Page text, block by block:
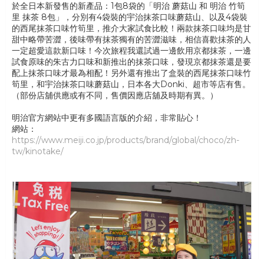
於全日本新發售的新產品：1包8袋的「明治 蘑菇山 和 明治 竹筍
里 抹茶 8包」，分別有4袋裝的宇治抹茶口味蘑菇山、以及4袋裝
的西尾抹茶口味竹筍里，推介大家試食比較！兩款抹茶口味均是甘
甜中略帶苦澀，後味帶有抹茶獨有的苦澀滋味，相信喜歡抺茶的人
一定超愛這款新口味！今次旅程我還試過一邊飲用京都抹茶，一邊
試食原味的朱古力口味和新推出的抹茶口味，發現京都抹茶還是要
配上抹茶口味才最為相配！另外還有推出了盒裝的西尾抹茶口味竹
筍里，和宇治抹茶口味蘑菇山，日本各大Donki、超市等店有售。
（部份店舖供應或有不同，售價因應店舖及時期有異。）
明治官方網站中更有多國語言版的介紹，非常貼心！
網站：
https://www.meiji.co.jp/products/brand/global/choco/zh-
tw/kinotake/